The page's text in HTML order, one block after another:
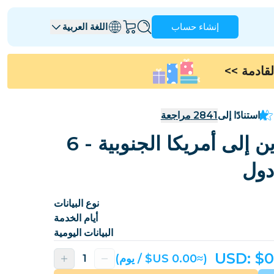
إنشاء حساب اللغة العربية
بربادوس
البرازيل بروناي
قبرص
جمهورية الدومينيكان الإكوادور
>>
استنادًا إلى2841 مراجعة
باقات eSIM للمسافرين إلى أمريكا الجنوبية - 6
دول
نوع البيانات
أيام الخدمة
البيانات اليومية
USD: $ (≈‏0.00 US$ / يوم)